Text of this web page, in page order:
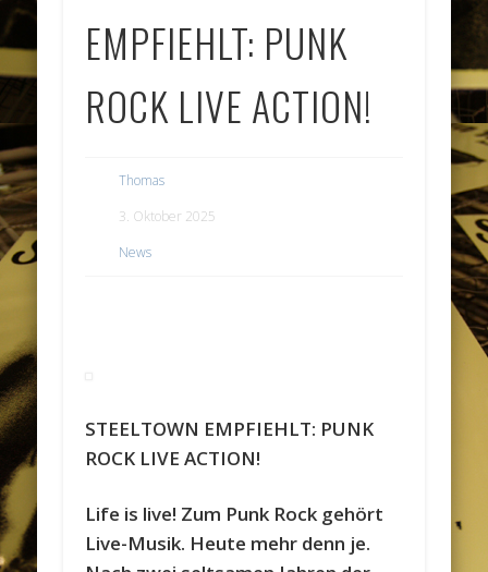
EMPFIEHLT: PUNK
ROCK LIVE ACTION!
Thomas
3. Oktober 2025
News
STEELTOWN EMPFIEHLT: PUNK
ROCK LIVE ACTION!
Life is live! Zum Punk Rock gehört
Live-Musik. Heute mehr denn je.